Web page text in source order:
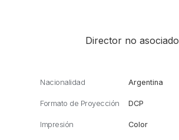
Director no asociado
Nacionalidad Argentina
Formato de Proyección DCP
Impresión Color